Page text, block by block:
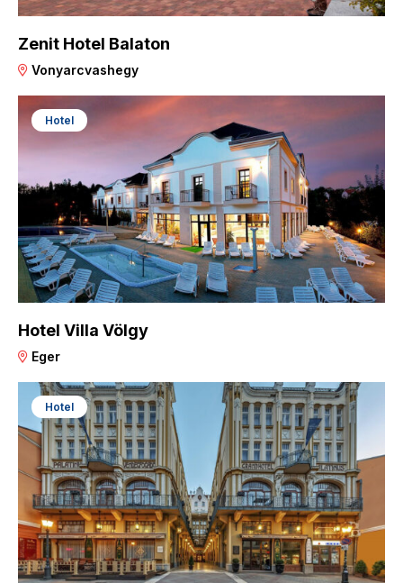
Zenit Hotel Balaton
Vonyarcvashegy
Hotel
Hotel Villa Völgy
Eger
Hotel